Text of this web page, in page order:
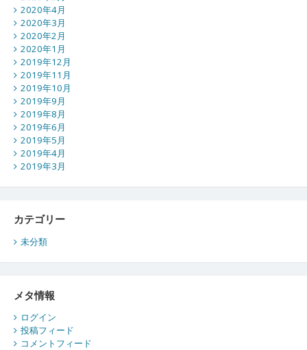
2020年4月
2020年3月
2020年2月
2020年1月
2019年12月
2019年11月
2019年10月
2019年9月
2019年8月
2019年6月
2019年5月
2019年4月
2019年3月
カテゴリー
未分類
メタ情報
ログイン
投稿フィード
コメントフィード